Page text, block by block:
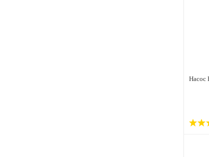
Насос